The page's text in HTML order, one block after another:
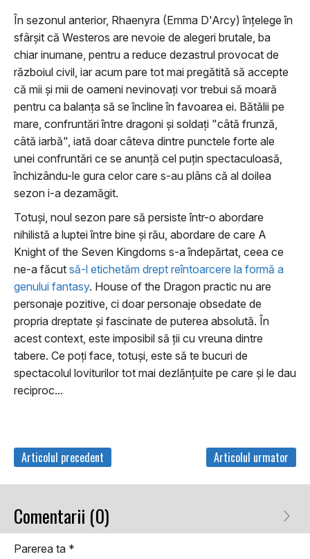
În sezonul anterior, Rhaenyra (Emma D'Arcy) înţelege în
sfârşit că Westeros are nevoie de alegeri brutale, ba
chiar inumane, pentru a reduce dezastrul provocat de
războiul civil, iar acum pare tot mai pregătită să accepte
că mii şi mii de oameni nevinovaţi vor trebui să moară
pentru ca balanţa să se încline în favoarea ei. Bătălii pe
mare, confruntări între dragoni şi soldaţi "câtă frunză,
câtă iarbă", iată doar câteva dintre punctele forte ale
unei confruntări ce se anunţă cel puţin spectaculoasă,
închizându-le gura celor care s-au plâns că al doilea
sezon i-a dezamăgit.
Totuşi, noul sezon pare să persiste într-o abordare
nihilistă a luptei între bine şi rău, abordare de care A
Knight of the Seven Kingdoms s-a îndepărtat, ceea ce
ne-a făcut să-l etichetăm drept reîntoarcere la formă a
genului fantasy. House of the Dragon practic nu are
personaje pozitive, ci doar personaje obsedate de
propria dreptate şi fascinate de puterea absolută. În
acest context, este imposibil să ţii cu vreuna dintre
tabere. Ce poţi face, totuşi, este să te bucuri de
spectacolul loviturilor tot mai dezlănţuite pe care şi le dau
reciproc...
Articolul precedent Articolul urmator
Comentarii (0)
Parerea ta *